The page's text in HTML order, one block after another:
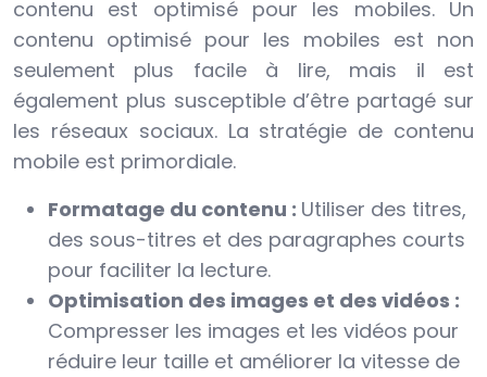
contenu est optimisé pour les mobiles. Un
contenu optimisé pour les mobiles est non
seulement plus facile à lire, mais il est
également plus susceptible d’être partagé sur
les réseaux sociaux. La stratégie de contenu
mobile est primordiale.
Formatage du contenu : Utiliser des titres,
des sous-titres et des paragraphes courts
pour faciliter la lecture.
Optimisation des images et des vidéos :
Compresser les images et les vidéos pour
réduire leur taille et améliorer la vitesse de